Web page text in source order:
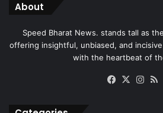
About
Speed Bharat News. stands tall as
offering insightful, unbiased, and
with the heartbeat of
Facebook
X